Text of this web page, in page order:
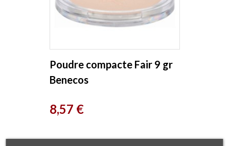
Poudre compacte Fair 9 gr
Benecos
Prix
8,57 €